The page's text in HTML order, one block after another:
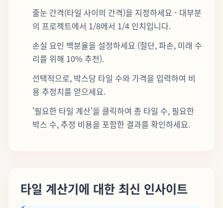
줄눈 간격(타일 사이의 간격)을 지정하세요 - 대부분
의 프로젝트에서 1/8에서 1/4 인치입니다.
손실 요인 백분율을 설정하세요 (절단, 파손, 미래 수
리를 위해 10% 추천).
선택적으로, 박스당 타일 수와 가격을 입력하여 비
용 추정치를 얻으세요.
'필요한 타일 계산'을 클릭하여 총 타일 수, 필요한
박스 수, 추정 비용을 포함한 결과를 확인하세요.
타일 계산기에 대한 최신 인사이트